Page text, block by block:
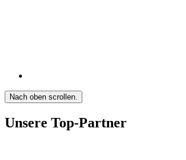
Nach oben scrollen.
Unsere Top-Partner